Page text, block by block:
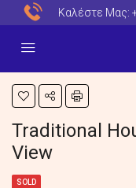
Καλέστε Μας:
Traditional
View
SOLD